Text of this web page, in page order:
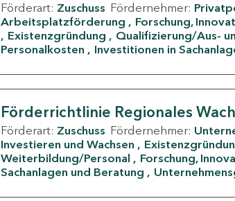
Förderart: Zuschuss Fördernehmer:
Arbeitsplatzförderung
Forschung,
Existenzgründung
Qualifizierung/Aus-
Personalkosten
Investitionen in
Förderrichtlinie Regionales
Förderart: Zuschuss Fördernehmer:
Investieren und Wachsen
Weiterbildung/Personal
Forschung,
Sachanlagen und Beratung